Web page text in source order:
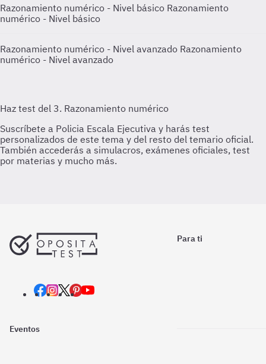
Razonamiento numérico - Nivel básico Razonamiento
numérico - Nivel básico
Razonamiento numérico - Nivel avanzado Razonamiento
numérico - Nivel avanzado
Para ti
Eventos